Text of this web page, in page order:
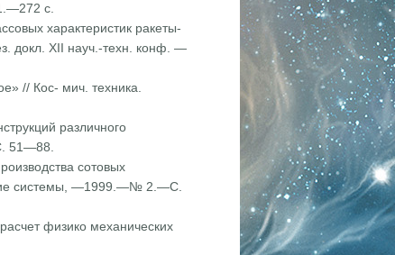
с.
характеристик ракеты-
докл. XII науч.-техн. конф. —
// Кос- мич. техника.
раз­личного
51—88.
сотовых
системы, —1999.—№ 2.—С.
физико­ механических